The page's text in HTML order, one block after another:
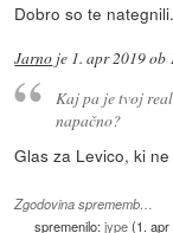
Dobro so te nategnili.
Jarno je 1. apr 2019 ob
Kaj pa je tvoj
napačno?
Glas za Levico, ki
Zgodovina sprememb…
spremenilo:jype(1.